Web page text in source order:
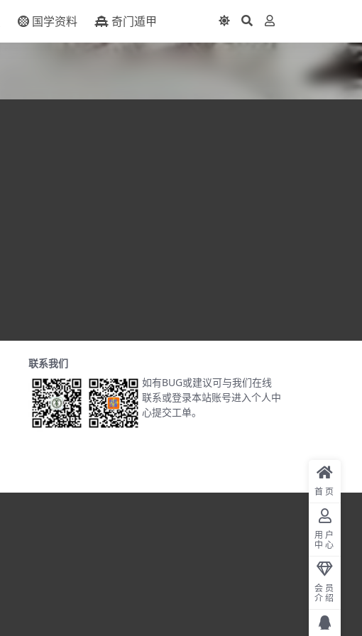
国学资料 奇门遁甲
联系我们
如有BUG或建议可与我们在线
联系或登录本站账号进入个人中
心提交工单。
首页
用户
中心
会员
介绍